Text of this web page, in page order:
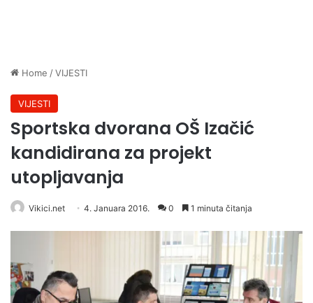
Home /VIJESTI
VIJESTI
Sportska dvorana OŠ Izačić
kandidirana za projekt
utopljavanja
Vikici.net 4. Januara 2016. 0 1 minuta čitanja